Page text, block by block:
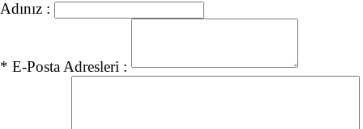
Adınız :
* E-Posta Adresleri :